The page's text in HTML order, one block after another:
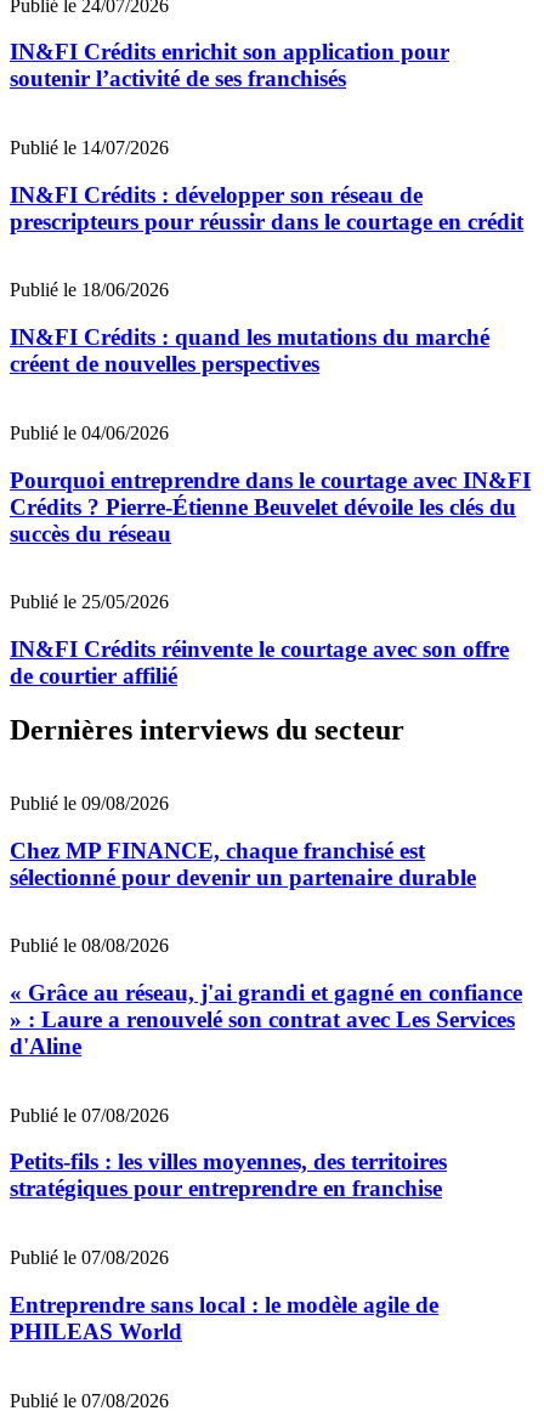
Publié le 24/07/2026
IN&FI Crédits enrichit son application pour
soutenir l’activité de ses franchisés
Publié le 14/07/2026
IN&FI Crédits : développer son réseau de
prescripteurs pour réussir dans le courtage en crédit
Publié le 18/06/2026
IN&FI Crédits : quand les mutations du marché
créent de nouvelles perspectives
Publié le 04/06/2026
Pourquoi entreprendre dans le courtage avec IN&FI
Crédits ? Pierre-Étienne Beuvelet dévoile les clés du
succès du réseau
Publié le 25/05/2026
IN&FI Crédits réinvente le courtage avec son offre
de courtier affilié
Dernières interviews du secteur
Publié le 09/08/2026
Chez MP FINANCE, chaque franchisé est
sélectionné pour devenir un partenaire durable
Publié le 08/08/2026
« Grâce au réseau, j'ai grandi et gagné en confiance
» : Laure a renouvelé son contrat avec Les Services
d'Aline
Publié le 07/08/2026
Petits-fils : les villes moyennes, des territoires
stratégiques pour entreprendre en franchise
Publié le 07/08/2026
Entreprendre sans local : le modèle agile de
PHILEAS World
Publié le 07/08/2026